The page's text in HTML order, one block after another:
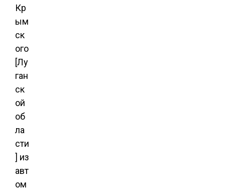
Кр
ым
ск
ого
[Лу
ган
ск
ой
об
ла
сти
] из
авт
ом